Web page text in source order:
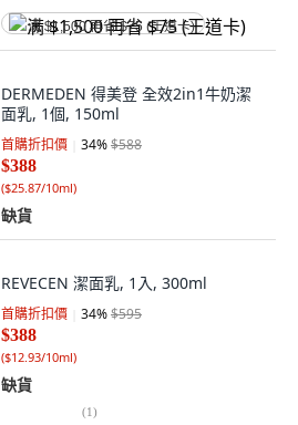
满 $1,500 再省 $75 (王道卡)
DERMEDEN 得美登 全效2in1牛奶潔
面乳, 1個, 150ml
首購折扣價 34%$588
$388
($25.87/10ml)
缺貨
REVECEN 潔面乳, 1入, 300ml
首購折扣價 34%$595
$388
($12.93/10ml)
缺貨
(1)